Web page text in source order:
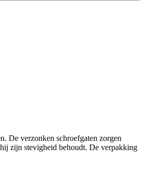
De verzonken schroefgaten zorgen
zijn stevigheid behoudt. De verpakking